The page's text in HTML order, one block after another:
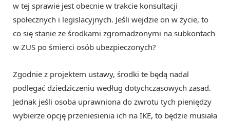
w tej sprawie jest obecnie w trakcie konsultacji
społecznych i legislacyjnych. Jeśli wejdzie on w życie, to
co się stanie ze środkami zgromadzonymi na subkontach
w ZUS po śmierci osób ubezpieczonych?
Zgodnie z projektem ustawy, środki te będą nadal
podlegać dziedziczeniu według dotychczasowych zasad.
Jednak jeśli osoba uprawniona do zwrotu tych pieniędzy
wybierze opcję przeniesienia ich na IKE, to będzie musiała